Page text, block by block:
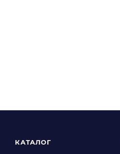
КАТАЛОГ